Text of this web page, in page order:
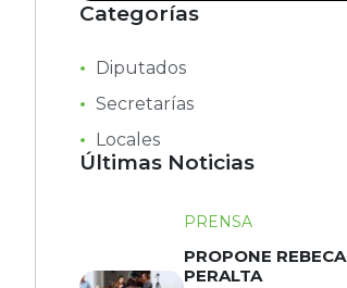
Categorías
Diputados
Secretarías
Locales
Últimas Noticias
PRENSA
PROPONE REBECA
PERALTA